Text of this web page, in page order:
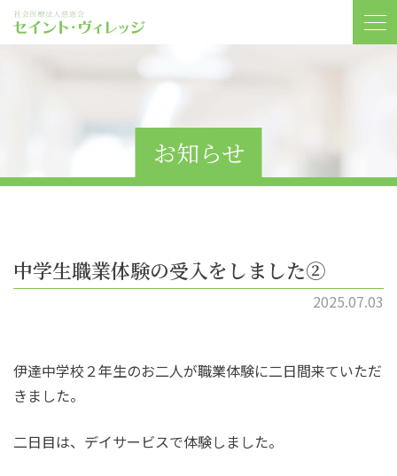
お知らせ
中学生職業体験の受入をしました②
2025.07.03
伊達中学校２年生のお二人が職業体験に二日間来ていただ
きました。
二日目は、デイサービスで体験しました。